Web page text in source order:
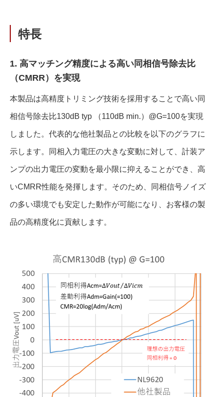
特⾧
1. 高マッチング精度による高い同相信号除去比
（CMRR）を実現
本製品は高精度トリミング技術を採用することで高い同
相信号除去比130dB typ （110dB min.）@G=100を実現
しました。代表的な他社製品との比較を以下のグラフに
示します。同相入力電圧の大きな変動に対して、計装ア
ンプの出力電圧の変動を最小限に抑えることができ、高
いCMRR性能を発揮します。そのため、同相信号ノイズ
の多い環境でも安定した動作が可能になり、お客様の製
品の高精度化に貢献します。